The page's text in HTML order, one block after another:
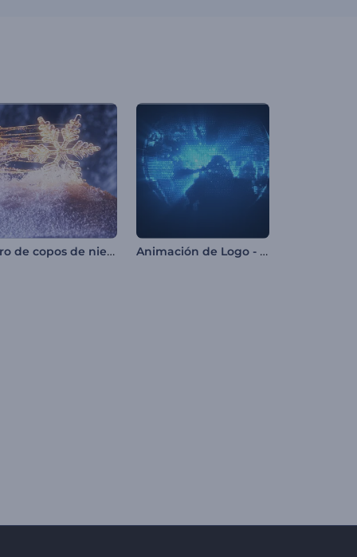
Intro de copos de nieve brillantes Animación de Logo - Globo Digital